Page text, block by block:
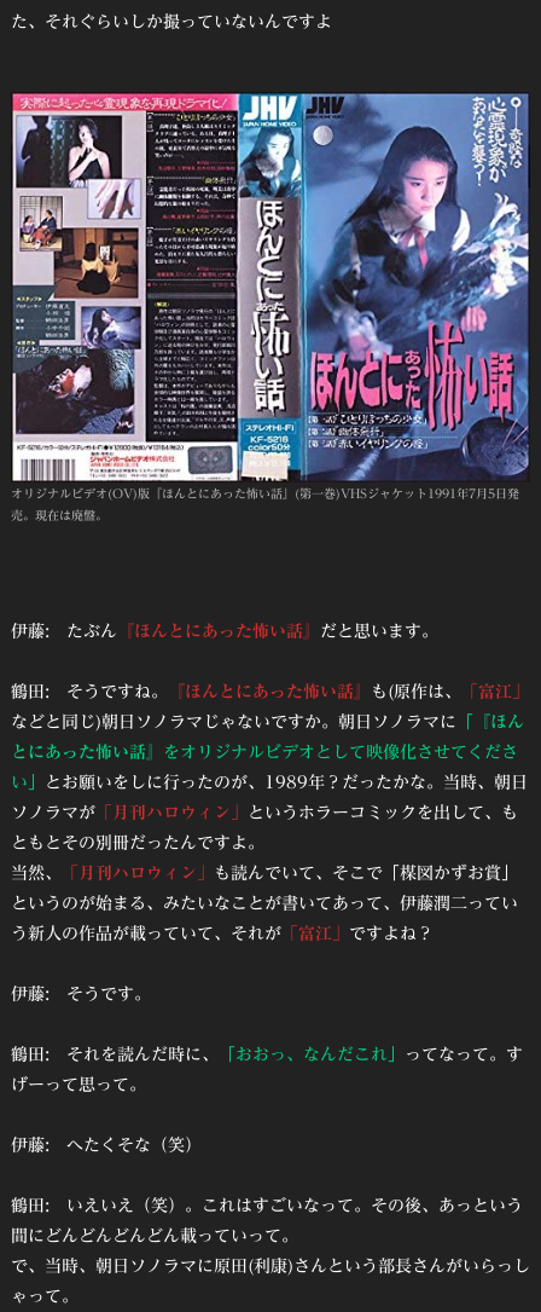
た、それぐらいしか撮っていないんですよ
オリジナルビデオ(OV)版『ほんとにあった怖い話』(第一巻)VHSジャケット1991年7月5日発
売。現在は廃盤。
伊藤: たぶん 『ほんとにあった怖い話』 だと思います。
鶴田: そうですね。 『ほんとにあった怖い話』 も(原作は、
「富江」
などと同じ)朝日ソノラマじゃないですか。朝日ソノラマに
『ほん
とにあった怖い話』
をオリジナルビデオとして映像化させてくださ
い」
とお願いをしに行ったのが、1989年？だったかな。当時、朝日
ソノラマが「月刊ハロウィン」
というホラーコミックを出して、も
ともとその別冊だったんですよ。
当然、
「月刊ハロウィン」
も読んでいて、そこで「楳図かずお賞」
というのが始まる、みたいなことが書いてあって、伊藤潤二ってい
う新人の作品が載っていて、それが「富江」 ですよね？
伊藤: そうです。
鶴田: それを読んだ時に、 「おおっ、なんだこれ」
ってなって。す
げーって思って。
伊藤: へたくそな（笑）
鶴田: いえいえ（笑）。これはすごいなって。その後、あっという
間にどんどんどんどん載っていって。
で、当時、朝日ソノラマに原田(利康)さんという部長さんがいらっし
ゃって。